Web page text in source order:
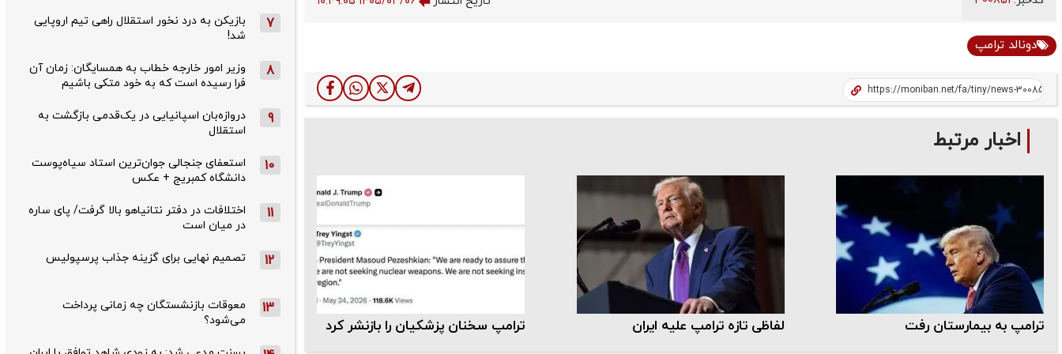
دونالد ترامپ
اخبار مرتبط
ترامپ به بیمارستان رفت لفاظی تازه ترامپ علیه ایران ترامپ سخنان پزشکیان را بازنشر کرد
7
بازیکن به درد نخور استقلال راهی تیم اروپایی
شد!
8
وزیر امور خارجه خطاب به همسایگان: زمان آن
فرا رسیده است که به خود متکی باشیم
9
دروازه‌بان اسپانیایی در یک‌قدمی بازگشت به
استقلال
10
استعفای جنجالی جوان‌ترین استاد سیاه‌پوست
دانشگاه کمبریج + عکس
11
اختلافات در دفتر نتانیاهو بالا گرفت/ پای ساره
در میان است
12 تصمیم نهایی برای گزینه جذاب پرسپولیس
13
معوقات بازنشستگان چه زمانی پرداخت
می‌شود؟